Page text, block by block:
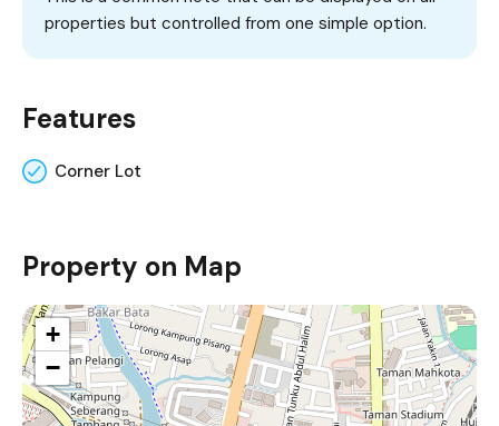
properties but controlled from one simple option.
Features
Corner Lot
Property on Map
+
−